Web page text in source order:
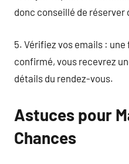
donc conseillé de réserver
5. Vérifiez vos emails :
confirmé, vous recevrez
détails du rendez-vous.
Astuces pour
Chances